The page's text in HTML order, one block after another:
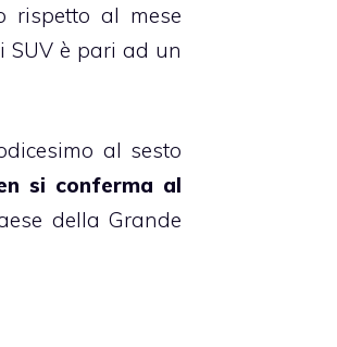
rispetto al mese
SUV è pari ad un
al sesto
si conferma al
della Grande